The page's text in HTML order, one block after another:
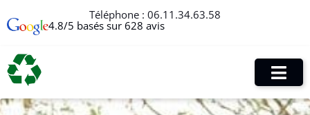
Téléphone : 06.11.34.63.58
4.8/5 basés sur 628 avis